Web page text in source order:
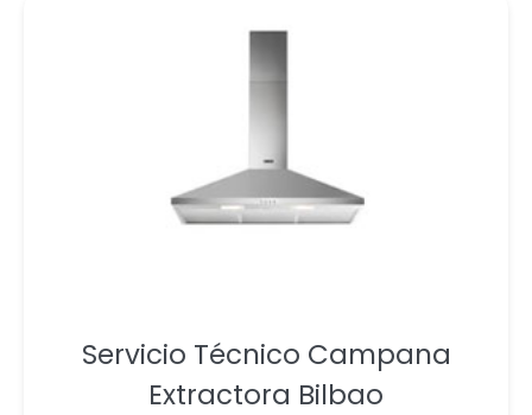
Servicio Técnico Campana
Extractora Bilbao